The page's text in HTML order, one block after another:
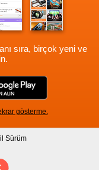
sıra, birçok yeni ve
gösterme.
Sürüm